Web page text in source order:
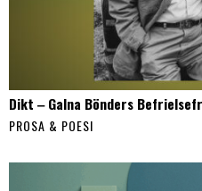
Dikt ‒ Galna Bönders
PROSA & POESI